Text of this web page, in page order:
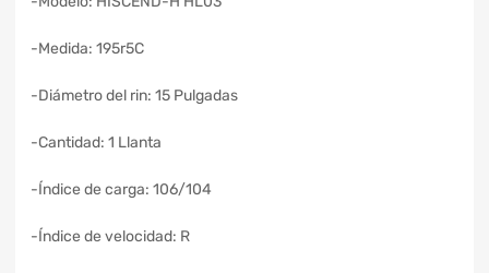
-Medida: 195r5C
-Diámetro del rin: 15 Pulgadas
-Cantidad: 1 Llanta
-Índice de carga: 106/104
-Índice de velocidad: R